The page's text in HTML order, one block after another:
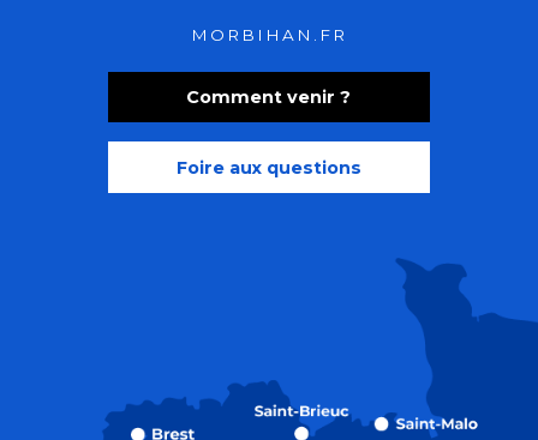
Comment venir ?
Foire aux questions
MORBIHAN.FR